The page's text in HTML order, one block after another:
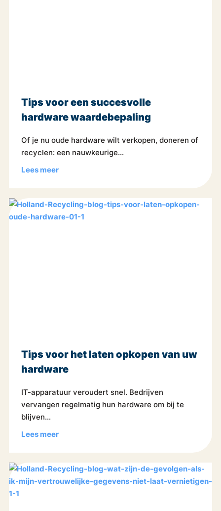
Tips voor een succesvolle
hardware waardebepaling
Of je nu oude hardware wilt verkopen, doneren of
recyclen: een nauwkeurige...
Lees meer
Tips voor het laten opkopen van uw
hardware
IT-apparatuur veroudert snel. Bedrijven
vervangen regelmatig hun hardware om bij te
blijven...
Lees meer